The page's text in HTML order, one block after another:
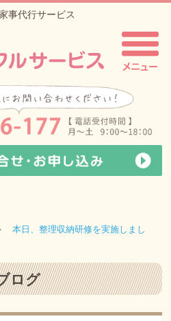
事代行サービス
本日、整理収納研修を実施しまし
ログ